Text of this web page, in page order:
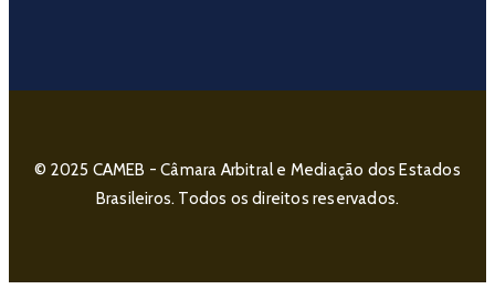
© 2025 CAMEB - Câmara Arbitral e Mediação dos Estados
Brasileiros. Todos os direitos reservados.